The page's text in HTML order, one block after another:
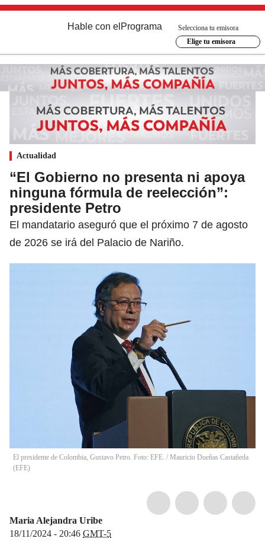
Hable con el Programa
Selecciona tu emisora
Elige tu emisora
Actualidad
“El Gobierno no presenta ni apoya
ninguna fórmula de reelección”:
presidente Petro
El mandatario aseguró que el próximo 7 de agosto
de 2026 se irá del Palacio de Nariño.
El presidente de Colombia, Gustavo Petro. Foto: EFE. / Mauricio Dueñas Castañeda
(EFE)
Maria Alejandra Uribe
18/11/2024 - 20:46 GMT-5